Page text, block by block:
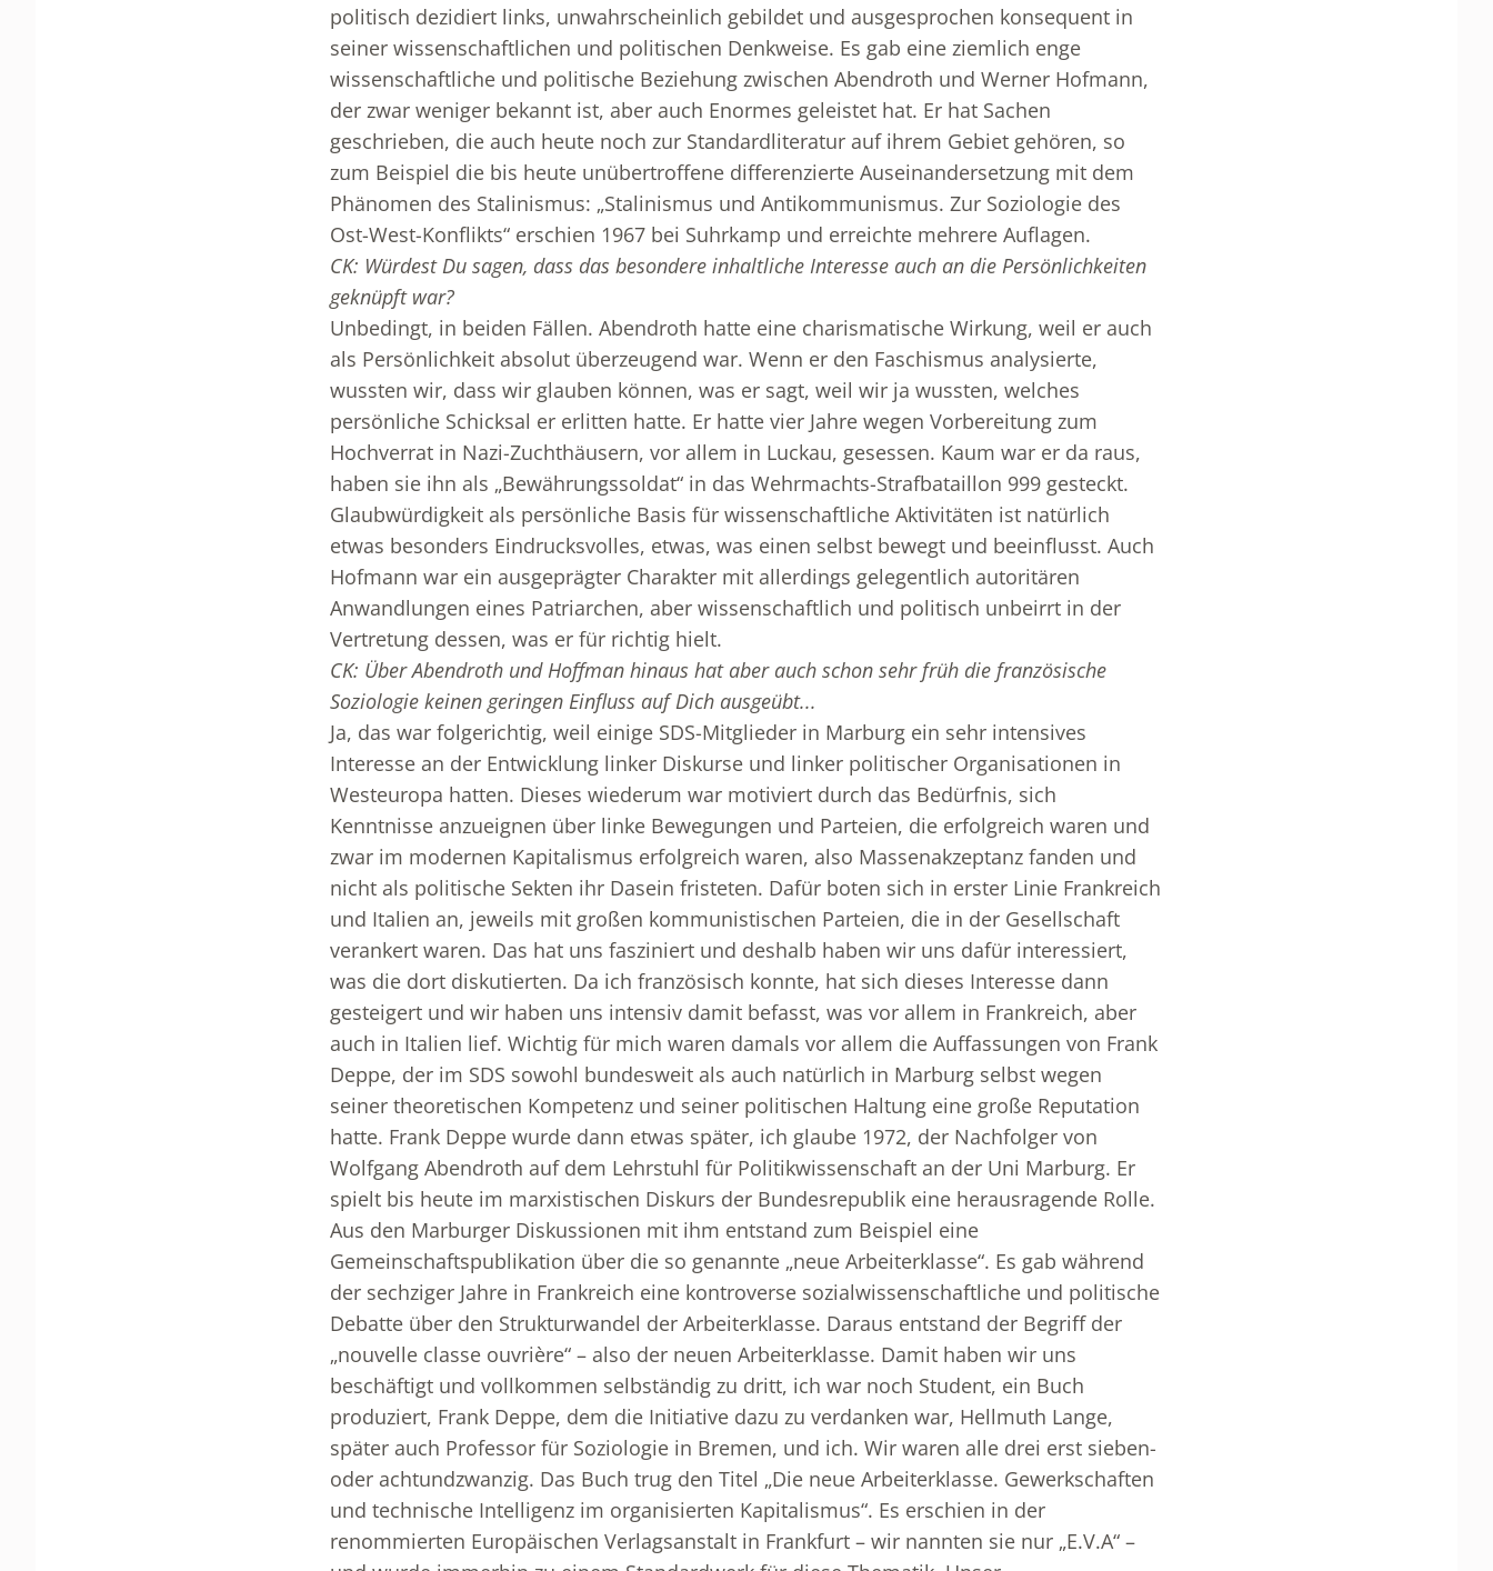
politisch dezidiert links, unwahrscheinlich gebildet und ausgesprochen konsequent in
seiner wissenschaftlichen und politischen Denkweise. Es gab eine ziemlich enge
wissenschaftliche und politische Beziehung zwischen Abendroth und Werner Hofmann,
der zwar weniger bekannt ist, aber auch Enormes geleistet hat. Er hat Sachen
geschrieben, die auch heute noch zur Standardliteratur auf ihrem Gebiet gehören, so
zum Beispiel die bis heute unübertroffene differenzierte Auseinandersetzung mit dem
Phänomen des Stalinismus: „Stalinismus und Antikommunismus. Zur Soziologie des
Ost-West-Konflikts“ erschien 1967 bei Suhrkamp und erreichte mehrere Auflagen.
CK: Würdest Du sagen, dass das besondere inhaltliche Interesse auch an die Persönlichkeiten
geknüpft war?
Unbedingt, in beiden Fällen. Abendroth hatte eine charismatische Wirkung, weil er auch
als Persönlichkeit absolut überzeugend war. Wenn er den Faschismus analysierte,
wussten wir, dass wir glauben können, was er sagt, weil wir ja wussten, welches
persönliche Schicksal er erlitten hatte. Er hatte vier Jahre wegen Vorbereitung zum
Hochverrat in Nazi-Zuchthäusern, vor allem in Luckau, gesessen. Kaum war er da raus,
haben sie ihn als „Bewährungssoldat“ in das Wehrmachts-Strafbataillon 999 gesteckt.
Glaubwürdigkeit als persönliche Basis für wissenschaftliche Aktivitäten ist natürlich
etwas besonders Eindrucksvolles, etwas, was einen selbst bewegt und beeinflusst. Auch
Hofmann war ein ausgeprägter Charakter mit allerdings gelegentlich autoritären
Anwandlungen eines Patriarchen, aber wissenschaftlich und politisch unbeirrt in der
Vertretung dessen, was er für richtig hielt.
CK: Über Abendroth und Hoffman hinaus hat aber auch schon sehr früh die französische
Soziologie keinen geringen Einfluss auf Dich ausgeübt...
Ja, das war folgerichtig, weil einige SDS-Mitglieder in Marburg ein sehr intensives
Interesse an der Entwicklung linker Diskurse und linker politischer Organisationen in
Westeuropa hatten. Dieses wiederum war motiviert durch das Bedürfnis, sich
Kenntnisse anzueignen über linke Bewegungen und Parteien, die erfolgreich waren und
zwar im modernen Kapitalismus erfolgreich waren, also Massenakzeptanz fanden und
nicht als politische Sekten ihr Dasein fristeten. Dafür boten sich in erster Linie Frankreich
und Italien an, jeweils mit großen kommunistischen Parteien, die in der Gesellschaft
verankert waren. Das hat uns fasziniert und deshalb haben wir uns dafür interessiert,
was die dort diskutierten. Da ich französisch konnte, hat sich dieses Interesse dann
gesteigert und wir haben uns intensiv damit befasst, was vor allem in Frankreich, aber
auch in Italien lief. Wichtig für mich waren damals vor allem die Auffassungen von Frank
Deppe, der im SDS sowohl bundesweit als auch natürlich in Marburg selbst wegen
seiner theoretischen Kompetenz und seiner politischen Haltung eine große Reputation
hatte. Frank Deppe wurde dann etwas später, ich glaube 1972, der Nachfolger von
Wolfgang Abendroth auf dem Lehrstuhl für Politikwissenschaft an der Uni Marburg. Er
spielt bis heute im marxistischen Diskurs der Bundesrepublik eine herausragende Rolle.
Aus den Marburger Diskussionen mit ihm entstand zum Beispiel eine
Gemeinschaftspublikation über die so genannte „neue Arbeiterklasse“. Es gab während
der sechziger Jahre in Frankreich eine kontroverse sozialwissenschaftliche und politische
Debatte über den Strukturwandel der Arbeiterklasse. Daraus entstand der Begriff der
„nouvelle classe ouvrière“ – also der neuen Arbeiterklasse. Damit haben wir uns
beschäftigt und vollkommen selbständig zu dritt, ich war noch Student, ein Buch
produziert, Frank Deppe, dem die Initiative dazu zu verdanken war, Hellmuth Lange,
später auch Professor für Soziologie in Bremen, und ich. Wir waren alle drei erst sieben-
oder achtundzwanzig. Das Buch trug den Titel „Die neue Arbeiterklasse. Gewerkschaften
und technische Intelligenz im organisierten Kapitalismus“. Es erschien in der
renommierten Europäischen Verlagsanstalt in Frankfurt – wir nannten sie nur „E.V.A“ –